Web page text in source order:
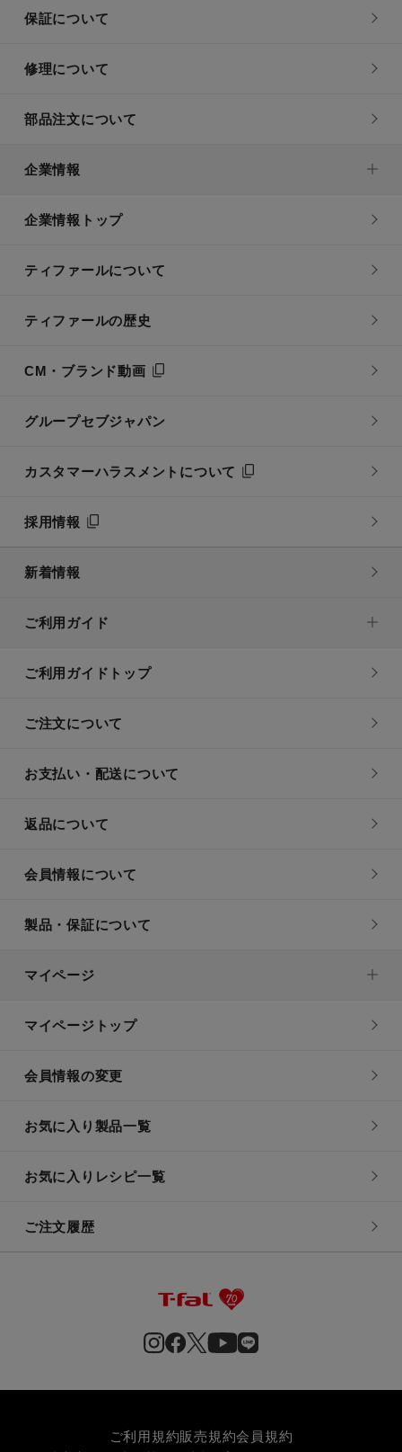
保証について
修理について
部品注文について
企業情報
企業情報トップ
ティファールについて
ティファールの歴史
CM・ブランド動画
グループセブジャパン
カスタマーハラスメントについて
採用情報
新着情報
ご利用ガイド
ご利用ガイドトップ
ご注文について
お支払い・配送について
返品について
会員情報について
製品・保証について
マイページ
マイページトップ
会員情報の変更
お気に入り製品一覧
お気に入りレシピ一覧
ご注文履歴
ご利用規約販売規約会員規約